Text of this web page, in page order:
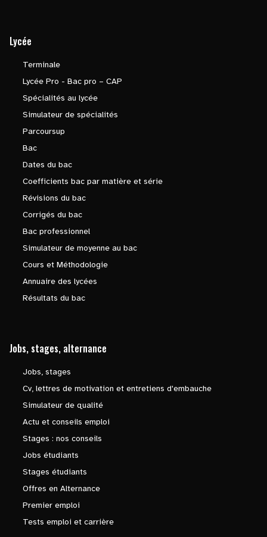
Lycée
Terminale
Lycée Pro - Bac pro – CAP
Spécialités au lycée
Simulateur de spécialités
Parcoursup
Bac
Dates du bac
Coefficients bac par matière et série
Révisions du bac
Corrigés du bac
Bac professionnel
Simulateur de moyenne au bac
Cours et Méthodologie
Annuaire des lycées
Résultats du bac
Jobs, stages, alternance
Jobs, stages
Cv, lettres de motivation et entretiens d'embauche
Simulateur de qualité
Actu et conseils emploi
Stages : nos conseils
Jobs étudiants
Stages étudiants
Offres en Alternance
Premier emploi
Tests emploi et carrière